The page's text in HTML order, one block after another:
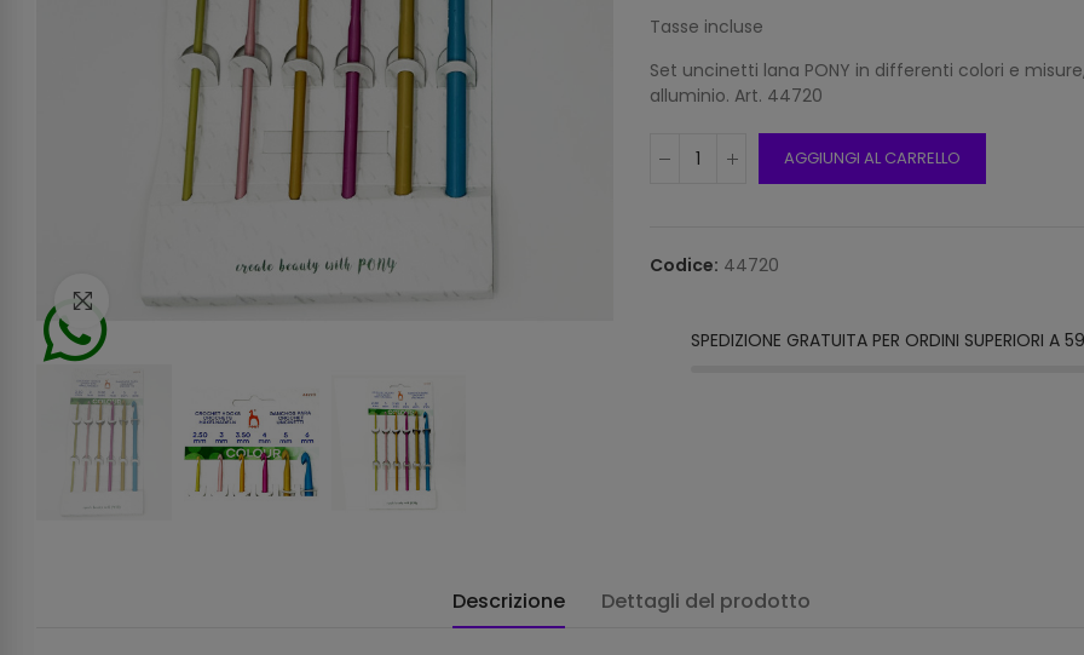
Click to enlarge
Tasse incluse
Set uncinetti lana PONY in differenti colori e
alluminio. Art. 44720
AGGIUNGI AL CARRELLO
Codice: 44720
SPEDIZIONE GRATUITA PER ORDINI SUPERIORI A
Descrizione Dettagli del prodotto
Beige